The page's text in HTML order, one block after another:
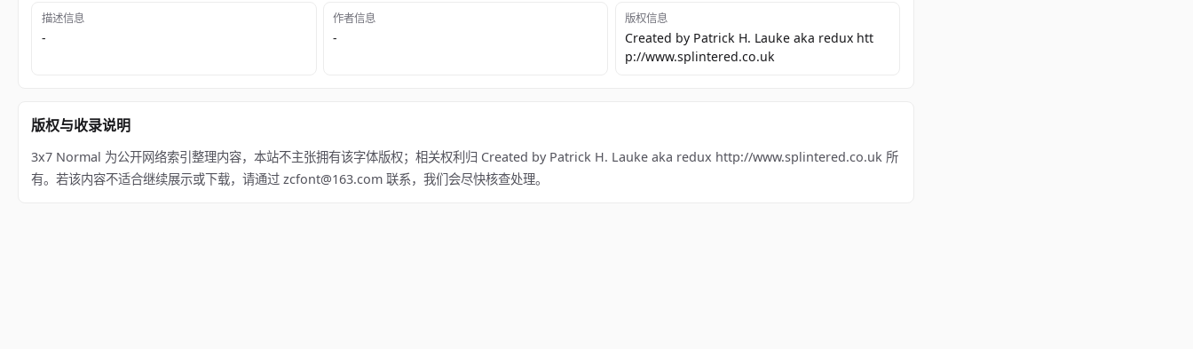
描述信息
-
作者信息
-
版权信息
Created by Patrick H. Lauke aka redux htt
p://www.splintered.co.uk
版权与收录说明
3x7 Normal 为公开网络索引整理内容，本站不主张拥有该字体版权；相关权利归 Created by Patrick H. Lauke aka redux http://www.splintered.co.uk 所
有。若该内容不适合继续展示或下载，请通过 zcfont@163.com 联系，我们会尽快核查处理。